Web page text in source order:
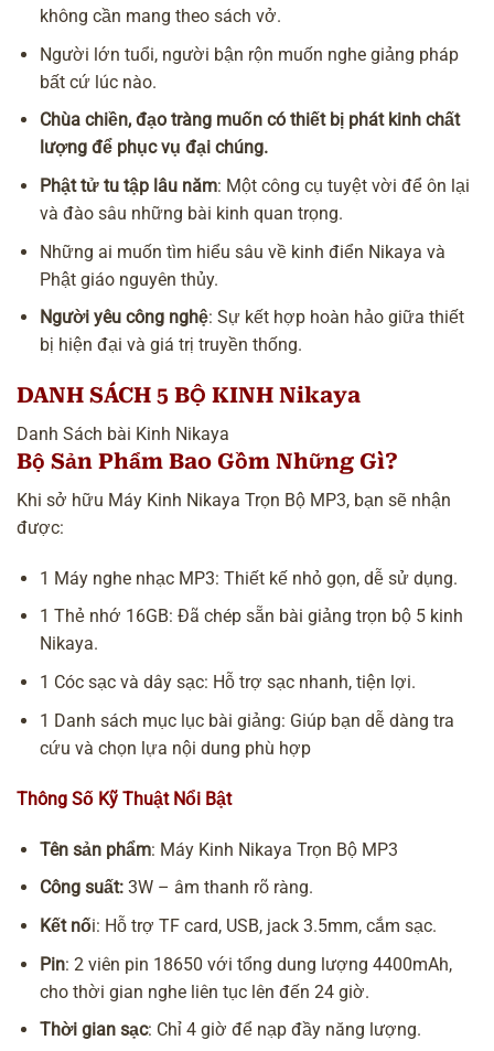
không cần mang theo sách vở.
Người lớn tuổi, người bận rộn muốn nghe giảng pháp
bất cứ lúc nào.
Chùa chiền, đạo tràng muốn có thiết bị phát kinh chất
lượng để phục vụ đại chúng.
Phật tử tu tập lâu năm: Một công cụ tuyệt vời để ôn lại
và đào sâu những bài kinh quan trọng.
Những ai muốn tìm hiểu sâu về kinh điển Nikaya và
Phật giáo nguyên thủy.
Người yêu công nghệ: Sự kết hợp hoàn hảo giữa thiết
bị hiện đại và giá trị truyền thống.
DANH SÁCH 5 BỘ KINH Nikaya
Danh Sách bài Kinh Nikaya
Bộ Sản Phẩm Bao Gồm Những Gì?
Khi sở hữu Máy Kinh Nikaya Trọn Bộ MP3, bạn sẽ nhận
được:
1 Máy nghe nhạc MP3: Thiết kế nhỏ gọn, dễ sử dụng.
1 Thẻ nhớ 16GB: Đã chép sẵn bài giảng trọn bộ 5 kinh
Nikaya.
1 Cóc sạc và dây sạc: Hỗ trợ sạc nhanh, tiện lợi.
1 Danh sách mục lục bài giảng: Giúp bạn dễ dàng tra
cứu và chọn lựa nội dung phù hợp
Thông Số Kỹ Thuật Nổi Bật
Tên sản phẩm: Máy Kinh Nikaya Trọn Bộ MP3
Công suất: 3W – âm thanh rõ ràng.
Kết nối: Hỗ trợ TF card, USB, jack 3.5mm, cắm sạc.
Pin: 2 viên pin 18650 với tổng dung lượng 4400mAh,
cho thời gian nghe liên tục lên đến 24 giờ.
Thời gian sạc: Chỉ 4 giờ để nạp đầy năng lượng.